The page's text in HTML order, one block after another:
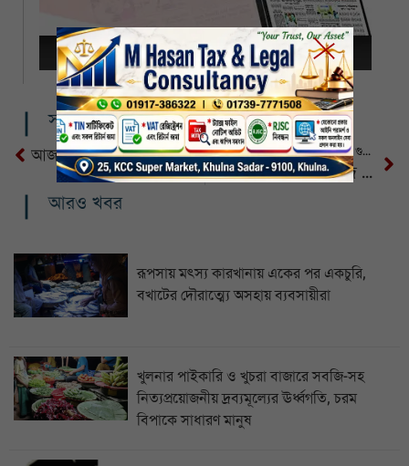
সম্পর্কিত খবর
আজ থেকে ভোটের মাঠে নামছে আইনশৃঙ্খলা বাহিনী বেনাপোল সীমান্তেবিদেশি পিস্তল ও গুলি উদ্ধার
৯০ শতাংশের বেশি কেন্দ্রে এখন সিসি ক্যামেরার চোখ: ইসি
আরও খবর
রূপসায় মৎস্য কারখানায় একের পর একচুরি,
বখাটের দৌরাত্ম্যে অসহায় ব্যবসায়ীরা
খুলনার পাইকারি ও খুচরা বাজারে সবজি-সহ
নিত্যপ্রয়োজনীয় দ্রব্যমূল্যের ঊর্ধ্বগতি, চরম
বিপাকে সাধারণ মানুষ